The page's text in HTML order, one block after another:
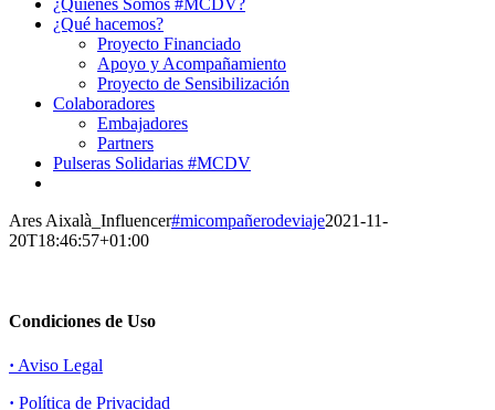
¿Quiénes Somos #MCDV?
¿Qué hacemos?
Proyecto Financiado
Apoyo y Acompañamiento
Proyecto de Sensibilización
Colaboradores
Embajadores
Partners
Pulseras Solidarias #MCDV
Ares Aixalà_Influencer#micompañerodeviaje2021-11-
20T18:46:57+01:00
Condiciones de Uso
· Aviso Legal
· Política de Privacidad